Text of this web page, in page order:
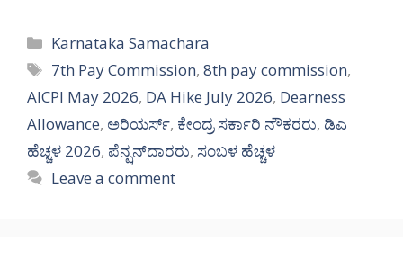
Categories
Karnataka Samachara
Tags
7th Pay Commission,8th pay commission,
AICPI May 2026, DA Hike July 2026, Dearness
Allowance, ಅರಿಯರ್ಸ್, ಕೇಂದ್ರ ಸರ್ಕಾರಿ ನೌಕರರು, ಡಿಎ
ಹೆಚ್ಚಳ 2026, ಪೆನ್ಷನ್‌ದಾರರು, ಸಂಬಳ ಹೆಚ್ಚಳ
Leave a comment